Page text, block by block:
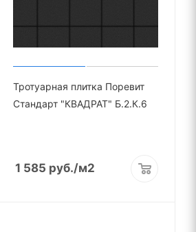
Тротуарная плитка Поревит
Стандарт "КВАДРАТ" Б.2.К.6
1 585 руб./м2